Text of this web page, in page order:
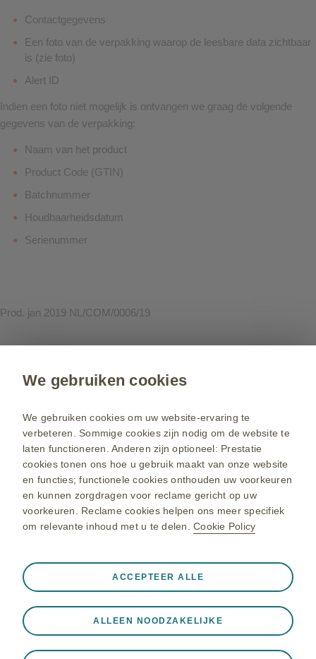
Contactgegevens
Een foto van de verpakking waarop de leesbare data zichtbaar
is (zie foto)
Alert ID
Indien een foto niet mogelijk is ontvangen we graag de volgende
gegevens van de verpakking:
Naam van het product
Product Code (GTIN)
Batchnummer
Houdbaarheidsdatum
Serienummer
Prod. jan 2019 NL/COM/0006/19
Heeft u een vraag?
Neem contact op
www.nl.gsk.com
Gebruiksvoorwaarden
GSK Privacycentrum
© 2022 – 2025 GlaxoSmithKline. Alle rechten voorbehouden.
We gebruiken cookies
We gebruiken cookies om uw website-ervaring te
verbeteren. Sommige cookies zijn nodig om de website te
laten functioneren. Anderen zijn optioneel: Prestatie
cookies tonen ons hoe u gebruik maakt van onze website
en functies; functionele cookies onthouden uw voorkeuren
en kunnen zorgdragen voor reclame gericht op uw
voorkeuren. Reclame cookies helpen ons meer specifiek
om relevante inhoud met u te delen. Cookie Policy
❮
het opslaan van website bezoek en het beveiligen van
onze website. Andere functionele cookies worden gebruikt
ALLEEN NOODZAKELIJKE
ACCEPTEER ALLE